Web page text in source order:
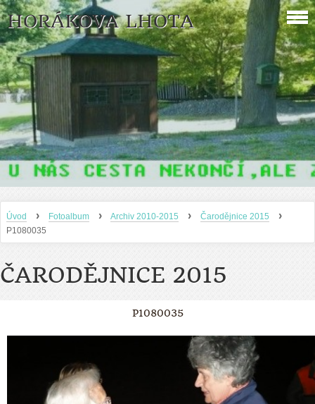
HORÁKOVA LHOTA
Úvod › Fotoalbum › Archiv 2010-2015 › Čarodějnice 2015 ›
P1080035
ČARODĚJNICE 2015
P1080035